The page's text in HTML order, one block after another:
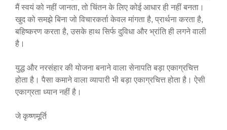
मैं स्वयं को नहीं जानता, तो चिंतन के लिए कोई आधार ही नहीं बनता।
खुद को समझे बिना जो विचारकर्ता केवल मांगता है, प्रार्थना करता है,
बहिष्करण करता है, उसके हाथ सिर्फ दुविधा और भ्रांति ही लगने वाली
है।
युद्ध और नरसंहार की योजना बनाने वाला सेनापति बड़ा एकाग्रचित्त
होता है। पैसा कमाने वाला व्यापारी भी बड़ा एकाग्रचित्त होता है। ऐसी
एकाग्रता ध्यान नहीं है।
जे कृष्णमूर्ति